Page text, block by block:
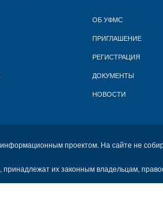
ОБ УФМС
ПРИГЛАШЕНИЕ
РЕГИСТРАЦИЯ
ДОКУМЕНТЫ
НОВОСТИ
проектом. На сайте не
их законным владельцам,